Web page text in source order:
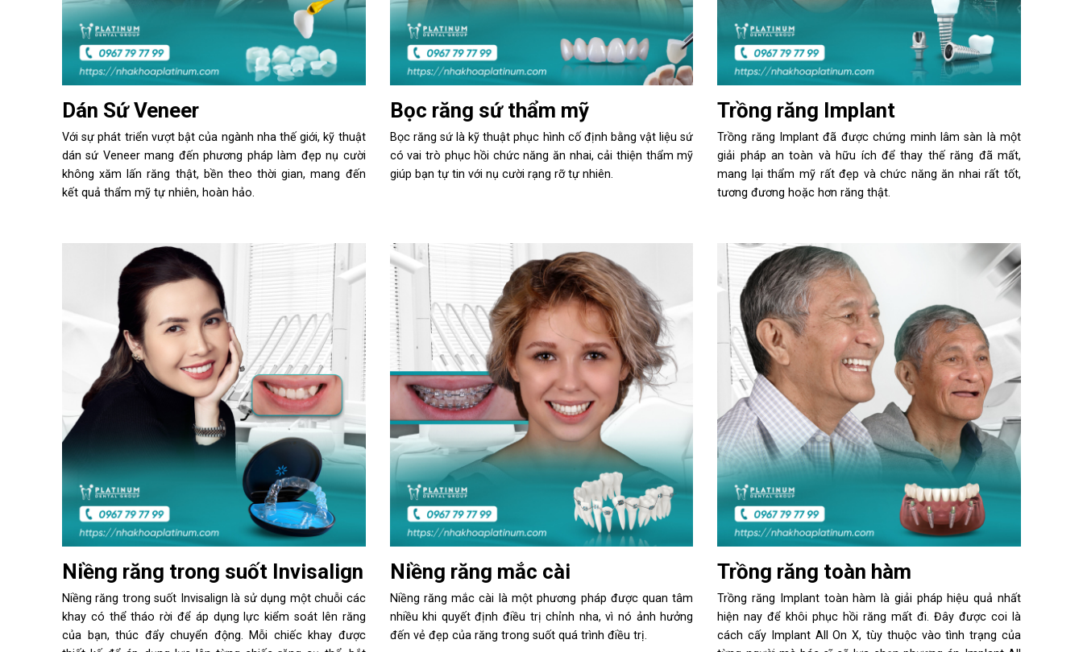
Dán Sứ Veneer
Với sự phát triển vượt bật của ngành nha thế giới, kỹ thuật
dán sứ Veneer mang đến phương pháp làm đẹp nụ cười
không xăm lấn răng thật, bền theo thời gian, mang đến
kết quả thẩm mỹ tự nhiên, hoàn hảo.
Bọc răng sứ thẩm mỹ
Bọc răng sứ là kỹ thuật phục hình cố định bằng vật liệu sứ
có vai trò phục hồi chức năng ăn nhai, cải thiện thẩm mỹ
giúp bạn tự tin với nụ cười rạng rỡ tự nhiên.
Trồng răng Implant
Trồng răng Implant đã được chứng minh lâm sàn là một
giải pháp an toàn và hữu ích để thay thế răng đã mất,
mang lại thẩm mỹ rất đẹp và chức năng ăn nhai rất tốt,
tương đương hoặc hơn răng thật.
Niềng răng trong suốt Invisalign
Niềng răng trong suốt Invisalign là sử dụng một chuỗi các
khay có thể tháo rời để áp dụng lực kiểm soát lên răng
của bạn, thúc đẩy chuyển động. Mỗi chiếc khay được
Niềng răng mắc cài
Niềng răng mắc cài là một phương pháp được quan tâm
nhiều khi quyết định điều trị chỉnh nha, vì nó ảnh hưởng
đến vẻ đẹp của răng trong suốt quá trình điều trị.
Trồng răng toàn hàm
Trồng răng Implant toàn hàm là giải pháp hiệu quả nhất
hiện nay để khôi phục hồi răng mất đi. Đây được coi là
cách cấy Implant All On X, tùy thuộc vào tình trạng của